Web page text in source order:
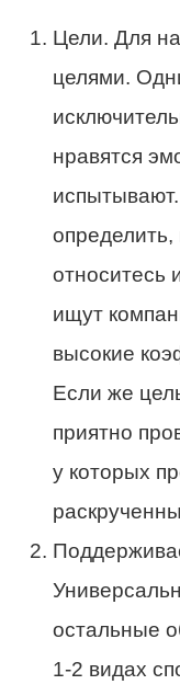
Цели. Для
целями.
нравятся
определить,
относитесь
ищут
высокие
Если же
приятно
у которых
остальные
1-2 видах